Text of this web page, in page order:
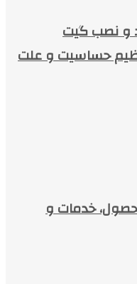
و نصب گیت
حساسیت و علت
خدمات و